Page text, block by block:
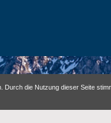
die Nutzung dieser Seite